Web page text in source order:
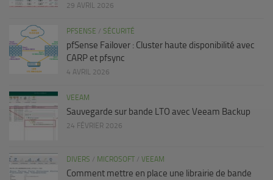
29 AVRIL 2026
PFSENSE / SÉCURITÉ
pfSense Failover : Cluster haute disponibilité avec
CARP et pfsync
4 AVRIL 2026
VEEAM
Sauvegarde sur bande LTO avec Veeam Backup
24 FÉVRIER 2026
DIVERS / MICROSOFT / VEEAM
Comment mettre en place une librairie de bande